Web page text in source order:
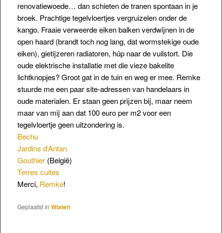
renovatiewoede… dan schieten de tranen spontaan in je
broek. Prachtige tegelvloertjes vergruizelen onder de
kango. Fraaie verweerde eiken balken verdwijnen in de
open haard (brandt toch nog lang, dat wormstekige oude
eiken), gietijzeren radiatoren, húp naar de vuilstort. Die
oude elektrische installatie met die vieze bakelite
lichtknopjes? Groot gat in de tuin en weg er mee. Remke
stuurde me een paar site-adressen van handelaars in
oude materialen. Er staan geen prijzen bij, maar neem
maar van mij aan dat 100 euro per m2 voor een
tegelvloertje geen uitzondering is.
Bechu
Jardins d’Antan
Gouthier(België)
Terres cuites
Merci, Remke!
Geplaatst in Wonen